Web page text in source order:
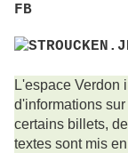
FB
L'espace Verdon
d'informations
certains billets,
textes sont mis